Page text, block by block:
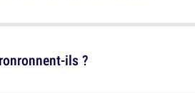
ils ?